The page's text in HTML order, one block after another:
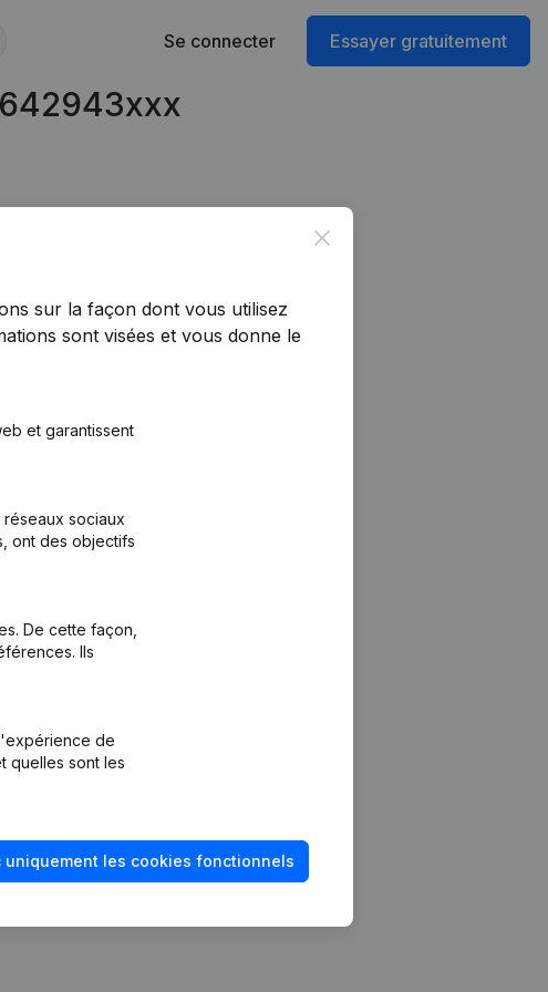
Se connecter Essayer gratuitement
Close
sur la façon dont vous utilisez
sont visées et vous donne le
et garantissent
sociaux
ont des objectifs
De cette façon,
Ils
de
quelles sont les
uniquement les cookies fonctionnels
comptes annuels
de la solvabilité